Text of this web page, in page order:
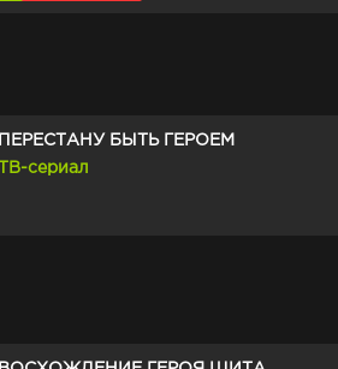
ПЕРЕСТАНУ БЫТЬ ГЕРОЕМ
ТВ-сериал